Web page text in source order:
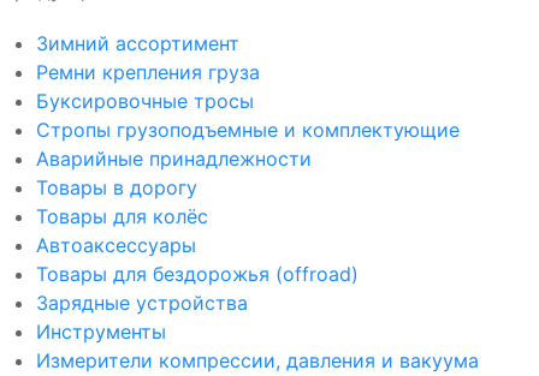
Зимний ассортимент
Ремни крепления груза
Буксировочные тросы
Стропы грузоподъемные и комплектующие
Аварийные принадлежности
Товары в дорогу
Товары для колёс
Автоаксессуары
Товары для бездорожья (offroad)
Зарядные устройства
Инструменты
Измерители компрессии, давления и вакуума